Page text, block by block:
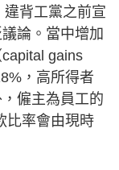
背工黨之前宣
論。當中增加
gains
，高所得者
僱主為員工的
比率會由現時